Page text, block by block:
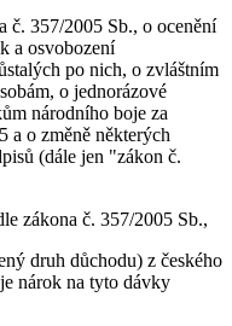
č. 357/2005 Sb., o ocenění
a osvobození
po nich, o zvláštním
o jednorázové
národního boje za
a o změně některých
(dále jen "zákon č.
zákona č. 357/2005 Sb.,
druh důchodu) z českého
nárok na tyto dávky